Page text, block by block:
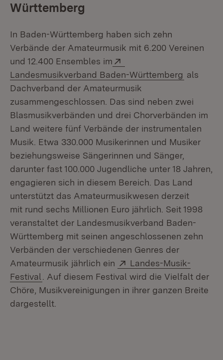
Württemberg
In Baden-Württemberg haben sich zehn
Verbände der Amateurmusik mit 6.200 Vereinen
und 12.400 Ensembles im
Landesmusikverband Baden-Württemberg (Öffnet
als
Dachverband der Amateurmusik
zusammengeschlossen. Das sind neben zwei
Blasmusikverbänden und drei Chorverbänden im
Land weitere fünf Verbände der instrumentalen
Musik. Etwa 330.000 Musikerinnen und Musiker
beziehungsweise Sängerinnen und Sänger,
darunter fast 100.000 Jugendliche unter 18 Jahren,
engagieren sich in diesem Bereich. Das Land
unterstützt das Amateurmusikwesen derzeit
mit rund sechs Millionen Euro jährlich. Seit 1998
veranstaltet der Landesmusikverband Baden-
Württemberg mit seinen angeschlossenen zehn
Verbänden der verschiedenen Genres der
Amateurmusik jährlich ein
Extern:
Landes-Musik-
Festival (Öffnet in neuem Fenster)
. Auf diesem Festival wird die Vielfalt der
Chöre, Musikvereinigungen in ihrer ganzen Breite
dargestellt.